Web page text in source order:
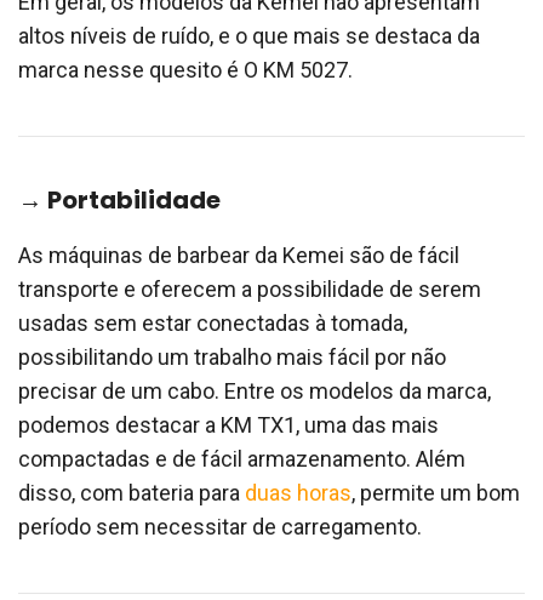
altos níveis de ruído, e o que mais se destaca da
marca nesse quesito é O KM 5027.
→ Portabilidade
As máquinas de barbear da Kemei são de fácil
transporte e oferecem a possibilidade de serem
usadas sem estar conectadas à tomada,
possibilitando um trabalho mais fácil por não
precisar de um cabo. Entre os modelos da marca,
podemos destacar a KM TX1, uma das mais
compactadas e de fácil armazenamento. Além
disso, com bateria para duas horas, permite um bom
período sem necessitar de carregamento.